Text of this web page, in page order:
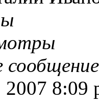
сообщение
2007 8:09